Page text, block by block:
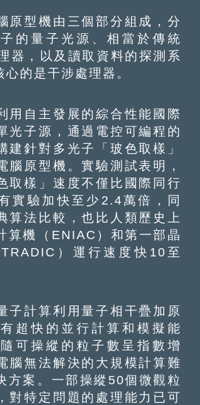
型機由三個部分組成，分
的量子光源、相當於傳統
器，以及讀取資料的探測系
的是干涉處理器。
自主發展的綜合性能國際
光子源，通過電控可編程的
建針對多光子「玻色取樣」
腦原型機。實驗測試表明，
取樣」速度不僅比國際同行
實驗加快至少2.4萬倍，同
算法比較，也比人類歷史上
算機（ENIAC）和第一部晶
）運行速度快10至
計算利用量子相干疊加原
超快的並行計算和模擬能
可操縱的粒子數呈指數增
腦無法解決的大規模計算難
方案。一部操縱50個微觀粒
對特定問題的處理能力已可